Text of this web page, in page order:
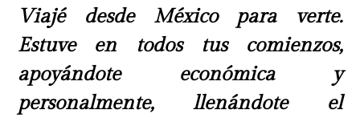
Viajé desde México para verte.
Estuve en todos tus comienzos,
apoyándote económica y
personalmente, llenándote el